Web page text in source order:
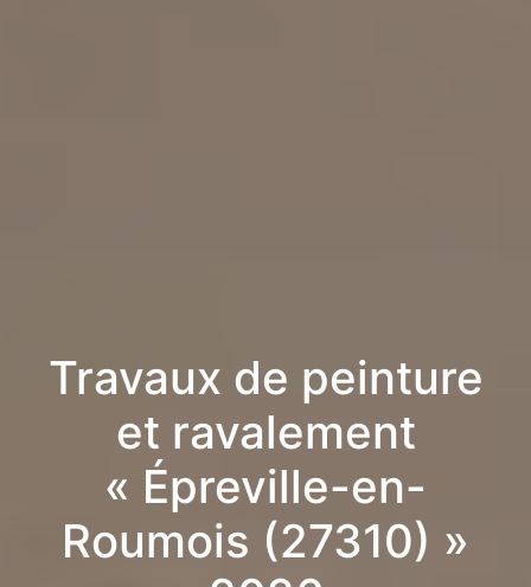
Travaux de peinture
et ravalement
« Épreville-en-
Roumois (27310) »